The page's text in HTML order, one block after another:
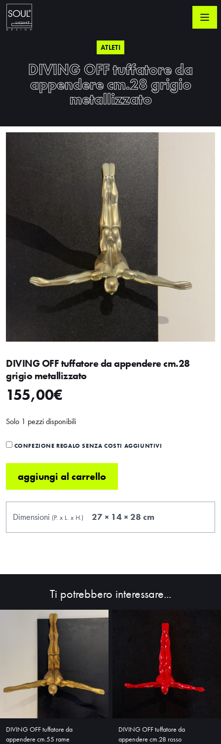
ABOUT
ATLETI
DIVING OFF tuffatore da
appendere cm.28 grigio
metallizzato
DIVING OFF tuffatore da appendere cm.28
grigio metallizzato
155,00€
Solo 1 pezzi disponibili
CONFEZIONE REGALO SENZA COSTI AGGIUNTIVI
aggiungi al carrello
Dimensioni (P. x L. x H.) 27 × 14 × 28 cm
Ti potrebbero interessare...
DIVING OFF tuffatore da
appendere cm.55 rame
DIVING OFF tuffatore da
appendere cm.28 rosso